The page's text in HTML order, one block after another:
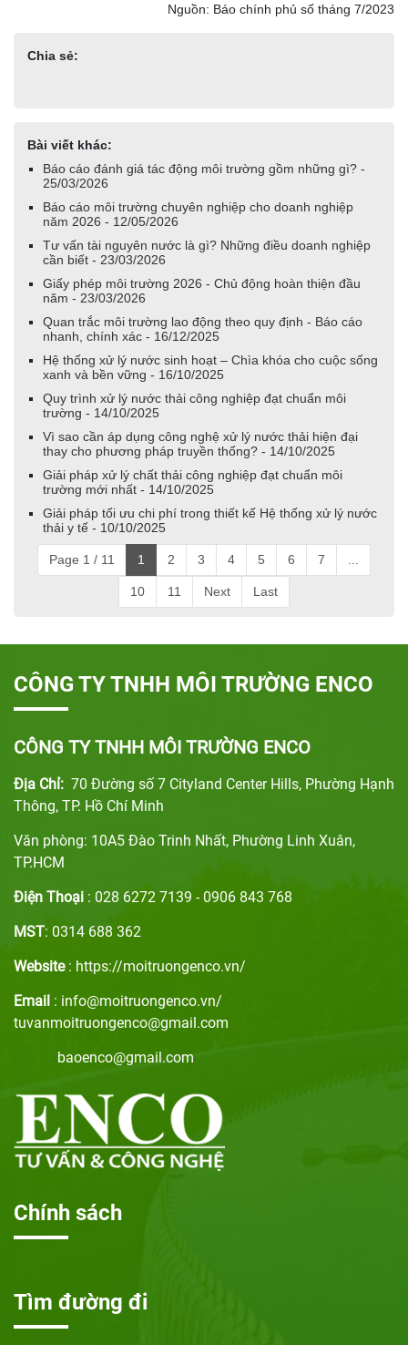
Nguồn: Báo chính phủ số tháng 7/2023
Chia sẻ:
Bài viết khác:
Báo cáo đánh giá tác động môi trường gồm những gì? -
25/03/2026
Báo cáo môi trường chuyên nghiệp cho doanh nghiệp
năm 2026 - 12/05/2026
Tư vấn tài nguyên nước là gì? Những điều doanh nghiệp
cần biết - 23/03/2026
Giấy phép môi trường 2026 - Chủ động hoàn thiện đầu
năm - 23/03/2026
Quan trắc môi trường lao động theo quy định - Báo cáo
nhanh, chính xác - 16/12/2025
Hệ thống xử lý nước sinh hoạt – Chìa khóa cho cuộc sống
xanh và bền vững - 16/10/2025
Quy trình xử lý nước thải công nghiệp đạt chuẩn môi
trường - 14/10/2025
Vì sao cần áp dụng công nghệ xử lý nước thải hiện đại
thay cho phương pháp truyền thống? - 14/10/2025
Giải pháp xử lý chất thải công nghiệp đạt chuẩn môi
trường mới nhất - 14/10/2025
Giải pháp tối ưu chi phí trong thiết kế Hệ thống xử lý nước
thải y tế - 10/10/2025
Page 1 / 11 1 2 3 4 5 6 7
10 11 Next Last
CÔNG TY TNHH MÔI TRƯỜNG ENCO
CÔNG TY TNHH MÔI TRƯỜNG ENCO
Địa Chỉ: 70 Đường số 7 Cityland Center Hills, Phường Hạnh
Thông, TP. Hồ Chí Minh
Văn phòng: 10A5 Đào Trinh Nhất, Phường Linh Xuân,
TP.HCM
Điện Thoại : 028 6272 7139 - 0906 843 768
MST: 0314 688 362
Website: https://moitruongenco.vn/
Email : info@moitruongenco.vn/
tuvanmoitruongenco@gmail.com
baoenco@gmail.com
Chính sách
Tìm đường đi